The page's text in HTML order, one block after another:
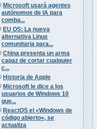
Microsoft usará agentes
autónomos de IA para
comba...
EU OS: La nueva
alternativa Linux
comunitaria para...
China presenta un arma
capaz de cortar cualquier
c...
Historia de Apple
Microsoft le dice a los
usuarios de Windows 10
que...
ReactOS el «Windows de
código abierto», se
actualiza